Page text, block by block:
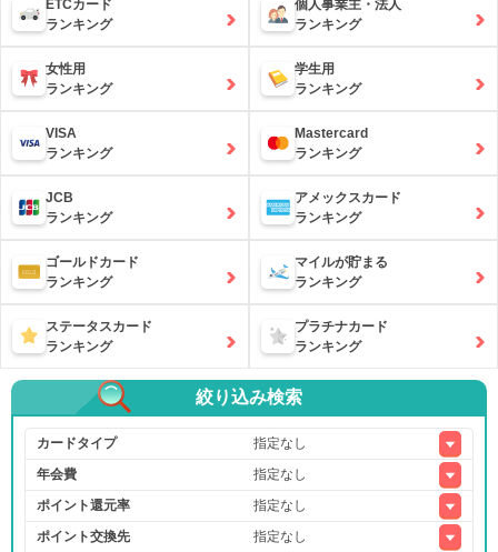
ETCカード
ランキング
個人事業主・法人
ランキング
女性用
ランキング
学生用
ランキング
VISA
ランキング
Mastercard
ランキング
JCB
ランキング
アメックスカード
ランキング
ゴールドカード
ランキング
マイルが貯まる
ランキング
ステータスカード
ランキング
プラチナカード
ランキング
絞り込み検索
カードタイプ
年会費
ポイント還元率
ポイント交換先